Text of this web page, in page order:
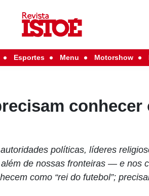
Esportes Menu Motorshow
conhecer
políticas, líderes
de nossas fronteiras — e nos
como “rei do futebol”;